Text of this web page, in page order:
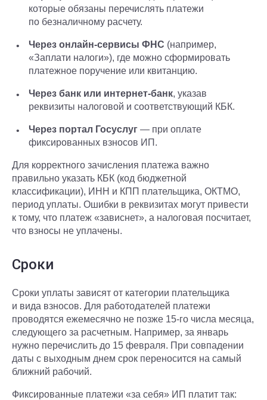
которые обязаны перечислять платежи
по безналичному расчету.
Через онлайн-сервисы ФНС (например,
«Заплати налоги»), где можно сформировать
платежное поручение или квитанцию.
Через банк или интернет-банк, указав
реквизиты налоговой и соответствующий КБК.
Через портал Госуслуг — при оплате
фиксированных взносов ИП.
Для корректного зачисления платежа важно
правильно указать КБК (код бюджетной
классификации), ИНН и КПП плательщика, ОКТМО,
период уплаты. Ошибки в реквизитах могут привести
к тому, что платеж «зависнет», а налоговая посчитает,
что взносы не уплачены.
Сроки
Сроки уплаты зависят от категории плательщика
и вида взносов. Для работодателей платежи
проводятся ежемесячно не позже 15-го числа месяца,
следующего за расчетным. Например, за январь
нужно перечислить до 15 февраля. При совпадении
даты с выходным днем срок переносится на самый
ближний рабочий.
Фиксированные платежи «за себя» ИП платит так: